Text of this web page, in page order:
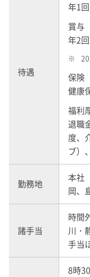
待遇
年1回
賞与
年2
※
保険
健康
福利
退職
度、
ブ）
勤務地
本社
岡、
諸手当
時間
川・
手当
8時